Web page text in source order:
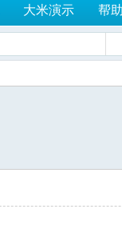
大米演示 帮